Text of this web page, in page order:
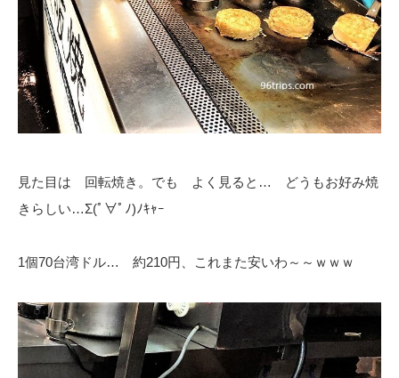
見た目は 回転焼き。でも よく見ると… どうもお好み焼
きらしい…Σ(ﾟ∀ﾟﾉ)ﾉｷｬｰ
1個70台湾ドル… 約210円、これまた安いわ～～ｗｗｗ